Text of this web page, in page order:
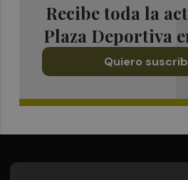
Recibe toda la
Plaza Deportiva
Quiero